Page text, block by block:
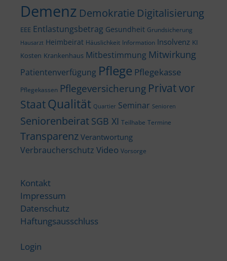
Demenz Demokratie Digitalisierung
EEE Entlastungsbetrag Gesundheit Grundsicherung
Hausarzt Heimbeirat Häuslichkeit Information Insolvenz KI
Kosten Krankenhaus Mitbestimmung Mitwirkung
Patientenverfügung Pflege Pflegekasse
Pflegekassen Pflegeversicherung Privat vor
StaatQualität Quartier Seminar Senioren
Seniorenbeirat SGB XI Teilhabe Termine
Transparenz Verantwortung
Verbraucherschutz Video Vorsorge
Kontakt
Impressum
Datenschutz
Haftungsausschluss
Login